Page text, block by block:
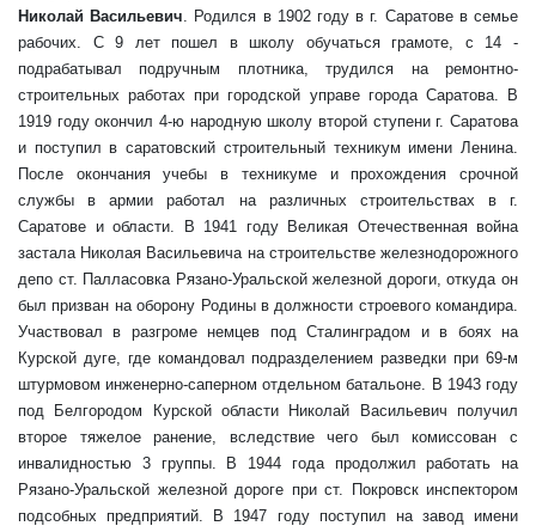
Николай Васильевич. Родился в 1902 году в г. Саратове в семье
рабочих. С 9 лет пошел в школу обучаться грамоте, с 14 -
подрабатывал подручным плотника, трудился на ремонтно-
строительных работах при городской управе города Саратова. В
1919 году окончил 4-ю народную школу второй ступени г. Саратова
и поступил в саратовский строительный техникум имени Ленина.
После окончания учебы в техникуме и прохождения срочной
службы в армии работал на различных строительствах в г.
Саратове и области. В 1941 году Великая Отечественная война
застала Николая Васильевича на строительстве железнодорожного
депо ст. Палласовка Рязано-Уральской железной дороги, откуда он
был призван на оборону Родины в должности строевого командира.
Участвовал в разгроме немцев под Сталинградом и в боях на
Курской дуге, где командовал подразделением разведки при 69-м
штурмовом инженерно-саперном отдельном батальоне. В 1943 году
под Белгородом Курской области Николай Васильевич получил
второе тяжелое ранение, вследствие чего был комиссован с
инвалидностью 3 группы. В 1944 года продолжил работать на
Рязано-Уральской железной дороге при ст. Покровск инспектором
подсобных предприятий. В 1947 году поступил на завод имени